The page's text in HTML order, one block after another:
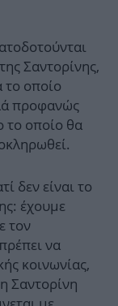
Σαντορίνης,
το οποίο
προφανώς
το οποίο θα
δεν είναι το
έχουμε
τον
να
κοινωνίας,
Σαντορίνη